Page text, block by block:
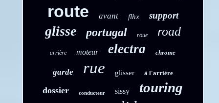
route avant flhx support
glisse portugal roue road
arrière moteur electra chrome
garde rue glisser à l'arrière
dossier conducteur sissy touring